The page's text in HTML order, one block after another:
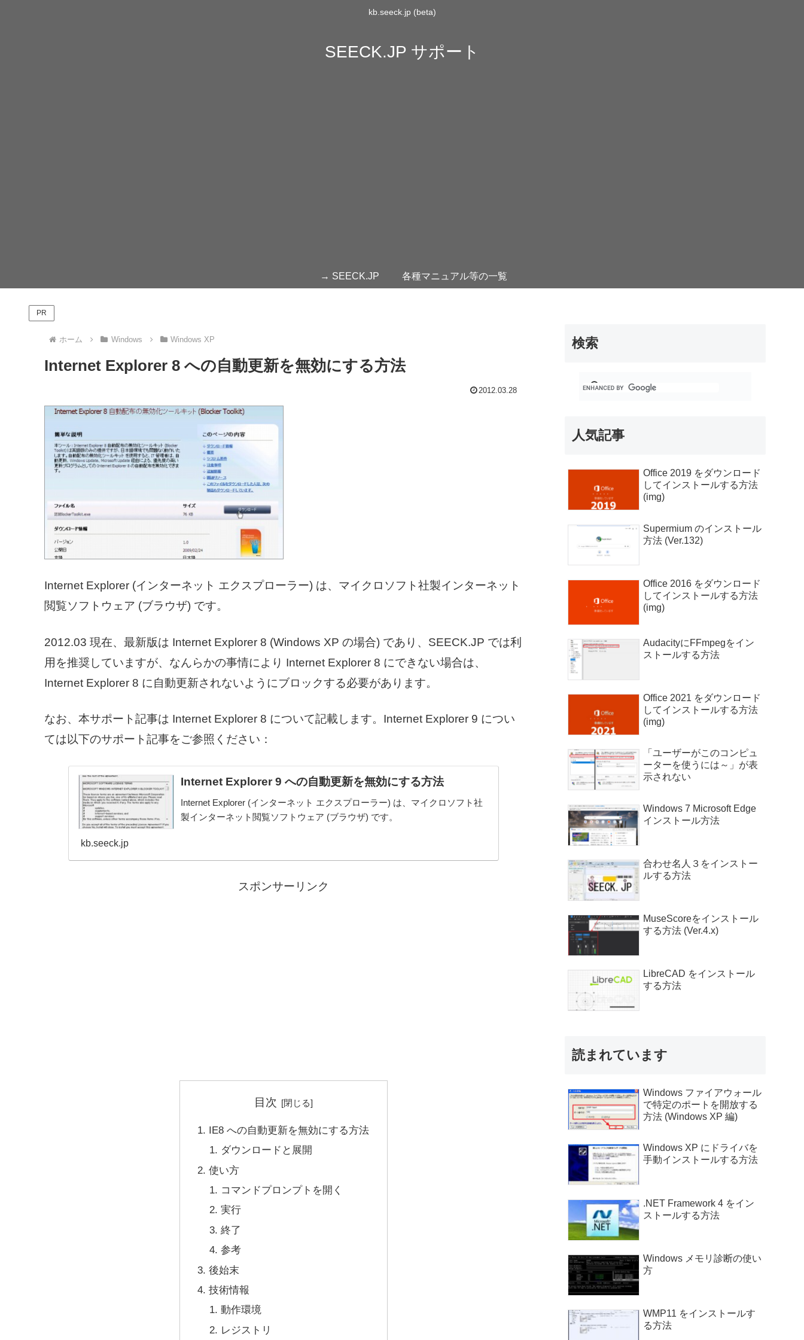
kb.seeck.jp (beta)
SEECK.JP サポート
→ SEECK.JP 各種マニュアル等の一覧
PR
ホーム Windows Windows XP
Internet Explorer 8 への自動更新を無効にする方法
2012.03.28
Internet Explorer (インターネット エクスプローラー) は、マイクロソフト社製インターネット
閲覧ソフトウェア (ブラウザ) です。
2012.03 現在、最新版は Internet Explorer 8 (Windows XP の場合) であり、SEECK.JP では利
用を推奨していますが、なんらかの事情により Internet Explorer 8 にできない場合は、
Internet Explorer 8 に自動更新されないようにブロックする必要があります。
なお、本サポート記事は Internet Explorer 8 について記載します。Internet Explorer 9 につい
ては以下のサポート記事をご参照ください：
Internet Explorer 9 への自動更新を無効にする方法
Internet Explorer (インターネット エクスプローラー) は、マイクロソフト社
製インターネット閲覧ソフトウェア (ブラウザ) です。
kb.seeck.jp
スポンサーリンク
目次
IE8 への自動更新を無効にする方法
ダウンロードと展開
使い方
コマンドプロンプトを開く
実行
終了
参考
後始末
技術情報
動作環境
レジストリ
検索
人気記事
Office 2019 をダウンロード
してインストールする方法
(img)
Supermium のインストール
方法 (Ver.132)
Office 2016 をダウンロード
してインストールする方法
(img)
AudacityにFFmpegをイン
ストールする方法
Office 2021 をダウンロード
してインストールする方法
(img)
「ユーザーがこのコンピュ
ーターを使うには～」が表
示されない
Windows 7 Microsoft Edge
インストール方法
合わせ名人３をインストー
ルする方法
MuseScoreをインストール
する方法 (Ver.4.x)
LibreCAD をインストール
する方法
読まれています
Windows ファイアウォール
で特定のポートを開放する
方法 (Windows XP 編)
Windows XP にドライバを
手動インストールする方法
.NET Framework 4 をイン
ストールする方法
Windows メモリ診断の使い
方
WMP11 をインストールす
る方法